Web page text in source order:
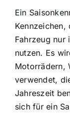
Ein
Kennzeichen,
Fahrzeug nur
nutzen. Es
Motorrädern,
verwendet,
Jahreszeit
sich für ein